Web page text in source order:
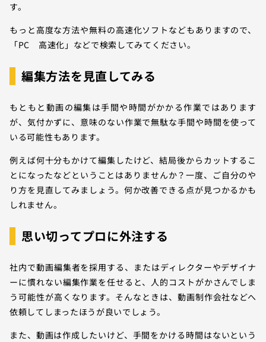
す。
もっと高度な方法や無料の高速化ソフトなどもありますので、
「PC 高速化」などで検索してみてください。
編集方法を見直してみる
もともと動画の編集は手間や時間がかかる作業ではあります
が、気付かずに、意味のない作業で無駄な手間や時間を使って
いる可能性もあります。
例えば何十分もかけて編集したけど、結局後からカットするこ
とになったなどということはありませんか？一度、ご自分のや
り方を見直してみましょう。何か改善できる点が見つかるかも
しれません。
思い切ってプロに外注する
社内で動画編集者を採用する、またはディレクターやデザイナ
ーに慣れない編集作業を任せると、人的コストがかさんでしま
う可能性が高くなります。そんなときは、動画制作会社などへ
依頼してしまったほうが良いでしょう。
また、動画は作成したいけど、手間をかける時間はないという